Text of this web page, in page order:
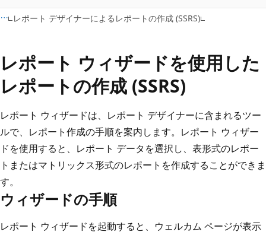
プ
レポート デザイナーによるレポートの作成 (SSRS)
レポート ウィザードを使用した
レポートの作成 (SSRS)
レポート ウィザードは、レポート デザイナーに含まれるツー
ルで、レポート作成の手順を案内します。レポート ウィザー
ドを使用すると、レポート データを選択し、表形式のレポー
トまたはマトリックス形式のレポートを作成することができま
す。
ウィザードの手順
レポート ウィザードを起動すると、ウェルカム ページが表示